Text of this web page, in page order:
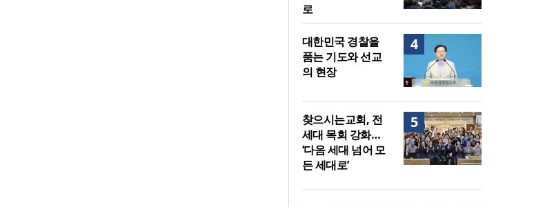
로
4
대한민국 경찰을
품는 기도와 선교
의 현장
5
찾으시는교회, 전
세대 목회 강화…
‘다음 세대 넘어 모
든 세대로’